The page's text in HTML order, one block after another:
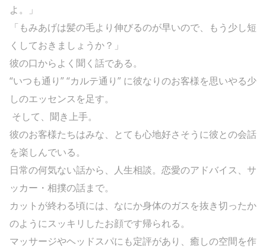
よ。」
「もみあげは髪の毛より伸びるのが早いので、もう少し短
くしておきましょうか？」
彼の口からよく聞く話である。
“いつも通り” “カルテ通り” に彼なりのお客様を思いやる少
しのエッセンスを足す。
そして、聞き上手。
彼のお客様たちはみな、とても心地好さそうに彼との会話
を楽しんでいる。
日常の何気ない話から、人生相談。恋愛のアドバイス、サ
ッカー・相撲の話まで。
カットが終わる頃には、なにか身体のガスを抜き切ったか
のようにスッキリしたお顔です帰られる。
マッサージやヘッドスパにも定評があり、癒しの空間を作